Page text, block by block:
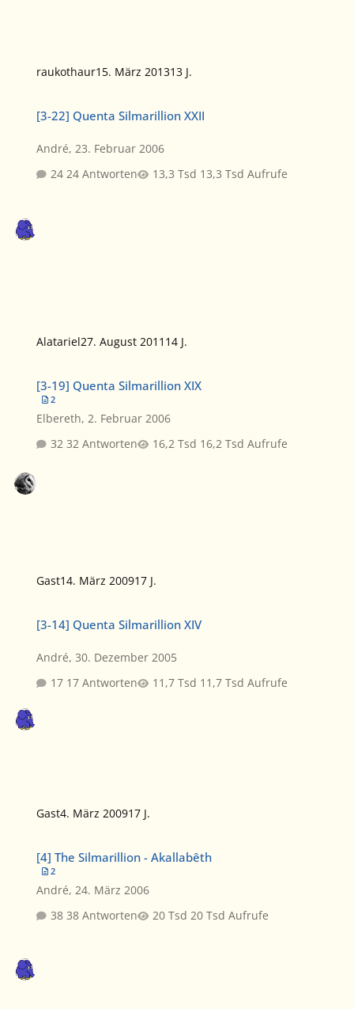
raukothaur15. März 201313 J.
[3-22] Quenta Silmarillion XXII
André,23. Februar 2006
24 Antworten
13,3 Tsd Aufrufe
Alatariel27. August 2011 14 J.
[3-19] Quenta Silmarillion XIX
2
Elbereth,2. Februar 2006
32 Antworten
16,2 Tsd Aufrufe
Gast14. März 200917 J.
[3-14] Quenta Silmarillion XIV
André,30. Dezember 2005
17 Antworten
11,7 Tsd Aufrufe
Gast4. März 200917 J.
[4] The Silmarillion - Akallabêth
2
André,24. März 2006
38 Antworten
20 Tsd Aufrufe